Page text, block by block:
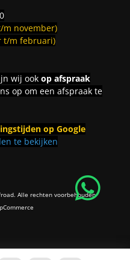
m november)
t/m februari)
wij ook op afspraak
op om een afspraak te
op Google
te bekijken
Alle rechten voorbehouden